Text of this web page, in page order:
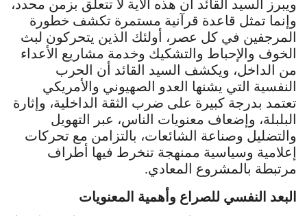
ويبرز السيد القائد أن هذه الآية لا تتعلق بزمن محدد،
وإنما تمثل قاعدة قرآنية مستمرة تكشف خطورة
المرجفين في كل عصر، أولئك الذين يتحركون لبث
الخوف والإحباط والتشكيك وخدمة مشاريع الأعداء
من الداخل، ويكشف السيد القائد أن الحرب
النفسية التي يشنها العدو الصهيوني والأمريكي
تعتمد بدرجة كبيرة على ضرب الثقة الداخلية، وإثارة
البلبلة، وإضعاف معنويات الناس، عبر التهويل
والتضليل وصناعة الشائعات، بالتزامن مع تحركات
إعلامية وسياسية ممنهجة تنخرط فيها أطراف
مرتبطة بالمشروع المعادي.
البعد النفسي للصراع وأهمية المعنويات